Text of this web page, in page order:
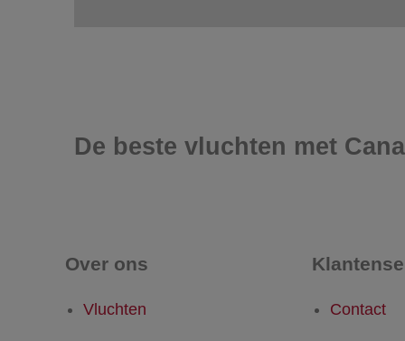
De beste vluchten met
Over ons
Vluchten Contact